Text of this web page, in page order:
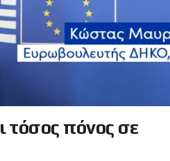
τόσος πόνος σε